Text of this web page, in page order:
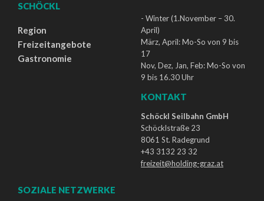
SCHÖCKL
Region
Freizeitangebote
Gastronomie
- Winter (1.November – 30.
April)
März, April: Mo-So von 9 bis
17
Nov, Dez, Jan, Feb: Mo-So von
9 bis 16.30 Uhr
KONTAKT
Schöckl Seilbahn GmbH
Schöcklstraße 23
8061 St. Radegrund
+43 3132 23 32
freizeit@holding-graz.at
SOZIALE NETZWERKE